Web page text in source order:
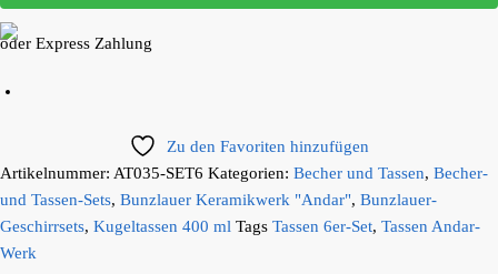
oder Express Zahlung
Zu den Favoriten hinzufügen
Artikelnummer: AT035-SET6 Kategorien: Becher und Tassen, Becher-
und Tassen-Sets, Bunzlauer Keramikwerk "Andar", Bunzlauer-
Geschirrsets, Kugeltassen 400 ml Tags Tassen 6er-Set, Tassen Andar-
Werk